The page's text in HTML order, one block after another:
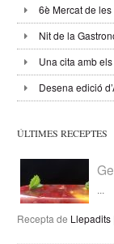
6è Mercat de
Nit de la
Una cita amb
Desena edició
ÚLTIMES RECEPTES
...
Recepta de Llepadits